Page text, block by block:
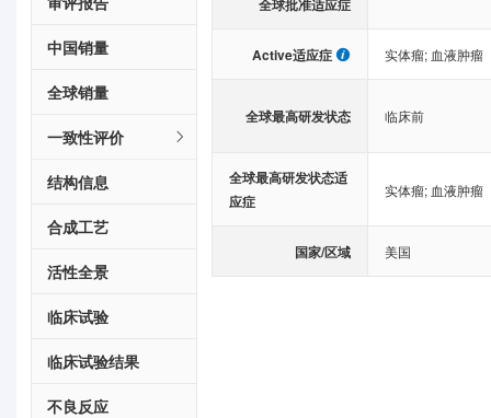
中国销量
全球销量
一致性评价
结构信息
合成工艺
活性全景
临床试验
临床试验结果
不良反应
全球批准适应症
Active适应症 实体瘤; 血液肿瘤
全球最高研发状态 临床前
全球最高研发状态适
应症
实体瘤; 血液肿瘤
国家/区域 美国